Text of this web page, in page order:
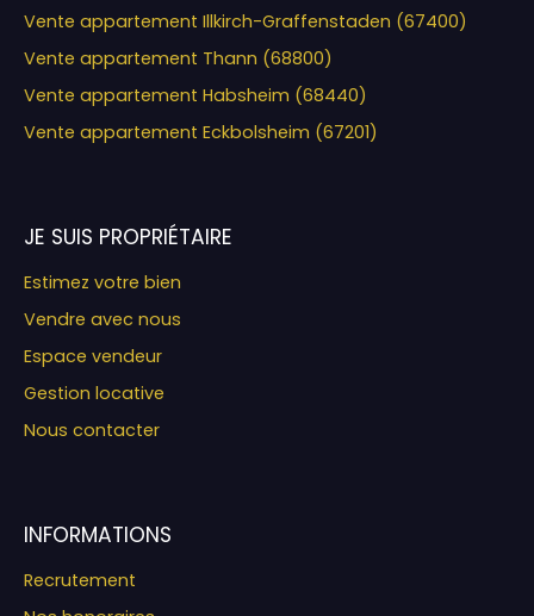
Vente appartement Illkirch-Graffenstaden (67400)
Vente appartement Thann (68800)
Vente appartement Habsheim (68440)
Vente appartement Eckbolsheim (67201)
JE SUIS PROPRIÉTAIRE
Estimez votre bien
Vendre avec nous
Espace vendeur
Gestion locative
Nous contacter
INFORMATIONS
Recrutement